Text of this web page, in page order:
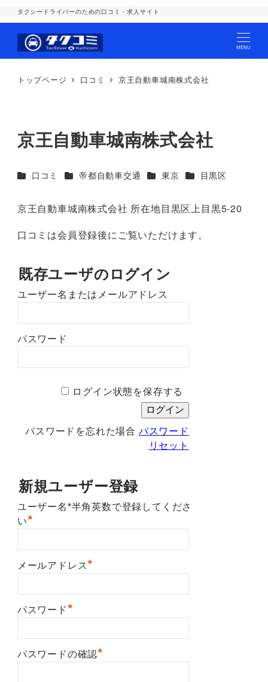
タクシードライバーのための口コミ・求人サイト
MENU
トップページ 口コミ 京王自動車城南株式会社
京王自動車城南株式会社
カテゴリー
口コミ カテゴリー
帝都自動車交通 カテゴリー
東京 カテゴリー
目黒区
京王自動車城南株式会社 所在地目黒区上目黒5-20
口コミは会員登録後にご覧いただけます。
既存ユーザのログイン
ユーザー名またはメールアドレス
パスワード
ログイン状態を保存する
パスワードを忘れた場合 パスワード
リセット
新規ユーザー登録
ユーザー名*半角英数で登録してくださ
い*
メールアドレス*
パスワード*
パスワードの確認*